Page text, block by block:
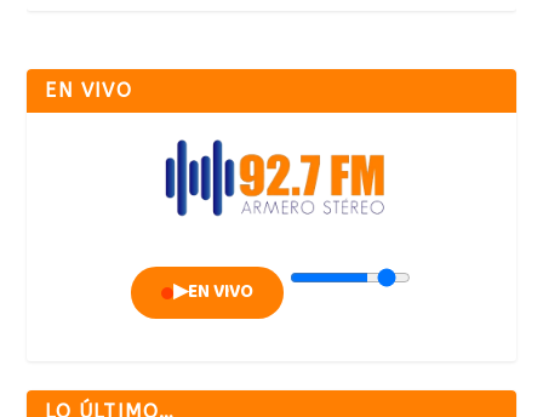
EN VIVO
▶EN VIVO
LO ÚLTIMO…